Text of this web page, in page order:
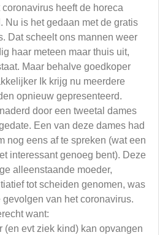
heeft de horeca
Nu is het gedaan met de gratis
Dat scheelt ons mannen weer
haar meteen maar thuis uit,
Maar behalve goedkoper
Ik krijg nu meerdere
opnieuw gepresenteerd.
door een tweetal dames
Een van deze dames had
nog eens af te spreken (wat een
interessant genoeg bent). Deze
alleenstaande moeder,
tot scheiden genomen, was
gevolgen van het coronavirus.
want:
(en evt ziek kind) kan opvangen